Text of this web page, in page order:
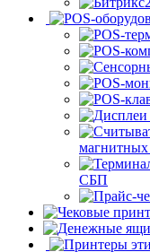
магнитных
СБП